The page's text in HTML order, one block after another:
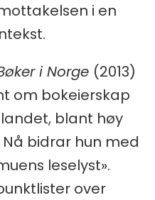
i en
i Norge (2013)
om bokeierskap
blant høy
bidrar hun med
leselyst».
over